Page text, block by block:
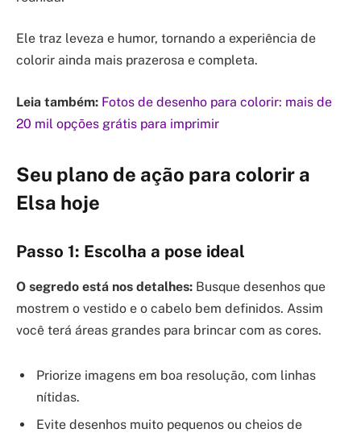
Ele traz leveza e humor, tornando a experiência de
colorir ainda mais prazerosa e completa.
Leia também: Fotos de desenho para colorir: mais de
20 mil opções grátis para imprimir
Seu plano de ação para colorir a
Elsa hoje
Passo 1: Escolha a pose ideal
O segredo está nos detalhes: Busque desenhos que
mostrem o vestido e o cabelo bem definidos. Assim
você terá áreas grandes para brincar com as cores.
Priorize imagens em boa resolução, com linhas
nítidas.
Evite desenhos muito pequenos ou cheios de